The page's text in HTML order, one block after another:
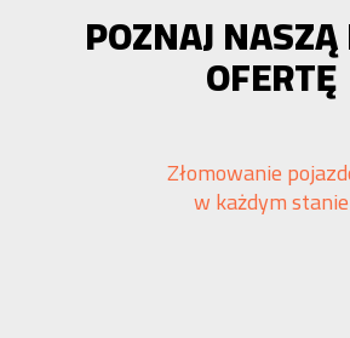
POZNAJ
OFERTĘ
Złomowanie
w każdym stanie